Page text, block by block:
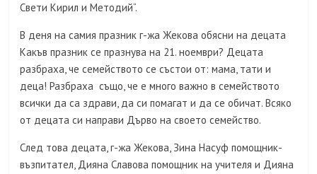
Свети Кирил и Методий“.
В деня на самия празник г-жа Жекова обясни на децата
Какъв празник се празнува на 21. ноември? Децата
разбраха, че семейството се състои от: мама, тати и
деца! Разбраха също, че е много важно в семейството
всички да са здрави, да си помагат и да се обичат. Всяко
от децата си направи Дърво на своето семейство.
След това децата, г-жа Жекова, Зина Насуф помощник-
възпитател, Дияна Славова помощник на учителя и Дияна